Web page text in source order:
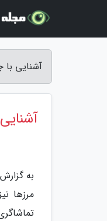
آشنایی
به
مرزها